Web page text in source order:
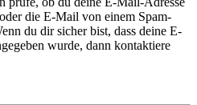
die E-Mail von einem Spam-
du dir sicher bist, dass deine E-
wurde, dann kontaktiere